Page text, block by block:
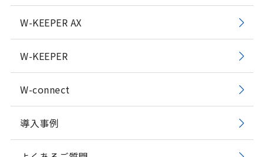
W-KEEPER AX
W-KEEPER
W-connect
導入事例